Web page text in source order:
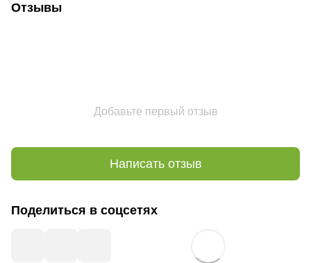
Отзывы
Добавьте первый отзыв
Написать отзыв
Поделиться в соцсетях